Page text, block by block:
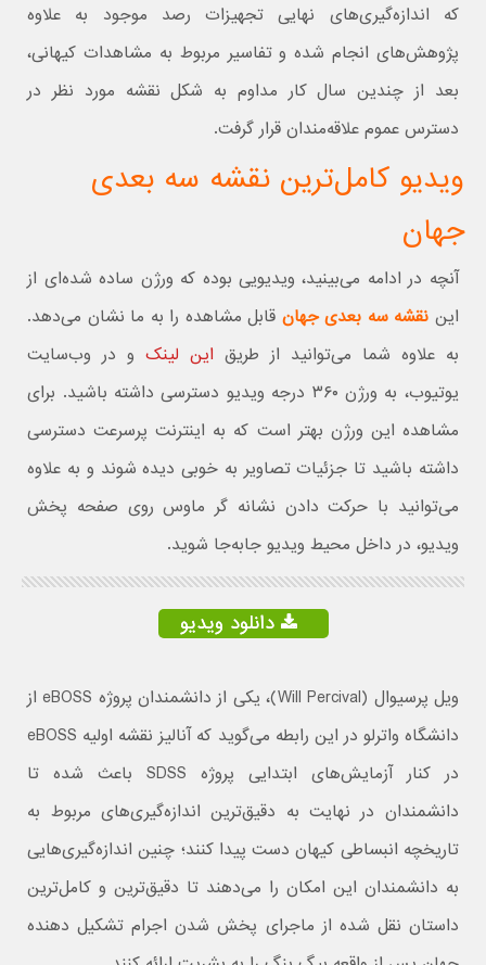
که اندازه‌گیری‌های نهایی تجهیزات رصد موجود به علاوه
پژوهش‌های انجام شده و تفاسیر مربوط به مشاهدات کیهانی،
بعد از چندین سال کار مداوم به شکل نقشه مورد نظر در
دسترس عموم علاقه‌مندان قرار گرفت.
ویدیو کامل‌ترین نقشه سه بعدی
جهان
آنچه در ادامه می‌بینید، ویدیویی بوده که ورژن ساده شده‌ای از
این نقشه سه بعدی جهان قابل مشاهده را به ما نشان می‌دهد.
به علاوه شما می‌توانید از طریق این لینکو در وب‌سایت
یوتیوب، به ورژن ۳۶۰ درجه ویدیو دسترسی داشته باشید. برای
مشاهده این ورژن بهتر است که به اینترنت پرسرعت دسترسی
داشته باشید تا جزئیات تصاویر به خوبی دیده شوند و به علاوه
می‌توانید با حرکت دادن نشانه گر ماوس روی صفحه پخش
ویدیو، در داخل محیط ویدیو جابه‌جا شوید.
دانلود ویدیو
ویل پرسیوال (Will Percival)، یکی از دانشمندان پروژه eBOSS از
دانشگاه واترلو در این رابطه می‌گوید که آنالیز نقشه اولیه eBOSS
در کنار آزمایش‌های ابتدایی پروژه SDSS باعث شده تا
دانشمندان در نهایت به دقیق‌ترین اندازه‌گیری‌های مربوط به
تاریخچه انبساطی کیهان دست پیدا کنند؛ چنین اندازه‌گیری‌هایی
به دانشمندان این امکان را می‌دهند تا دقیق‌ترین و کامل‌ترین
داستان نقل شده از ماجرای پخش شدن اجرام تشکیل دهنده